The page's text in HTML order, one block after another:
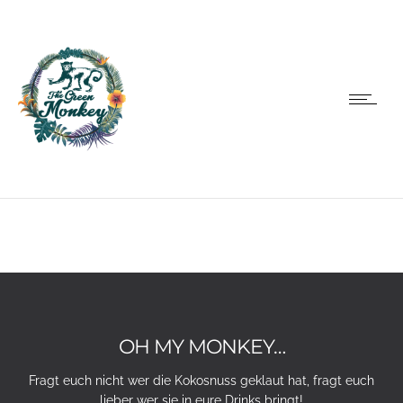
OH MY MONKEY…
Fragt euch nicht wer die Kokosnuss geklaut hat, fragt euch